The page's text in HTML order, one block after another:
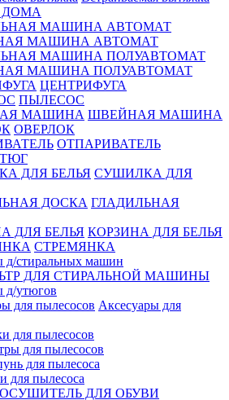
ДОМА
МАШИНА АВТОМАТ
МАШИНА ПОЛУАВТОМАТ
ЦЕНТРИФУГА
ПЫЛЕСОС
ШВЕЙНАЯ МАШИНА
ОВЕРЛОК
ОТПАРИВАТЕЛЬ
СУШИЛКА ДЛЯ
ГЛАДИЛЬНАЯ
КОРЗИНА ДЛЯ БЕЛЬЯ
СТРЕМЯНКА
д/стиральных машин
ДЛЯ СТИРАЛЬНОЙ МАШИНЫ
д/утюгов
Аксесуары для
для пылесосов
для пылесосов
для пылесоса
для пылесоса